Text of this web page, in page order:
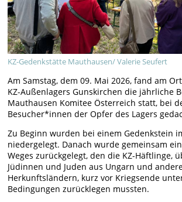
KZ-Gedenkstätte Mauthausen/ Valerie Seufert
Am Samstag, dem 09. Mai 2026, fand am
KZ-Außenlagers Gunskirchen die jährliche
Mauthausen Komitee Österreich statt, bei
Besucher*innen der Opfer des Lagers
Zu Beginn wurden bei einem Gedenkstein
niedergelegt. Danach wurde gemeinsam
Weges zurückgelegt, den die KZ-Häftlinge,
Jüdinnen und Juden aus Ungarn und
Herkunftsländern, kurz vor Kriegsende
Bedingungen zurücklegen mussten.